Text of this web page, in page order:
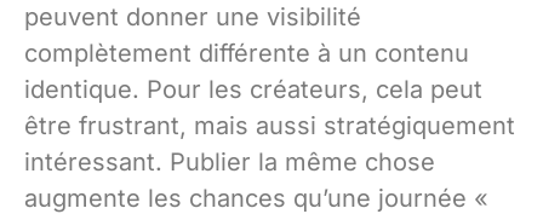
peuvent donner une visibilité
complètement différente à un contenu
identique. Pour les créateurs, cela peut
être frustrant, mais aussi stratégiquement
intéressant. Publier la même chose
augmente les chances qu’une journée «